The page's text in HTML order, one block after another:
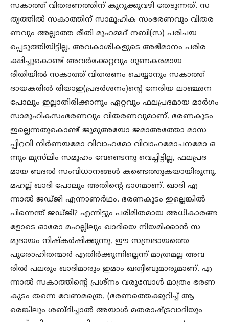
സകാത്ത് വിതരണത്തിന് കുറുക്കുവഴി തേടുന്നത്. സ
ത്യത്തിൽ സകാത്തിന് സാമൂഹിക സംഭരണവും വിതര
ണവും അല്ലാത്ത രീതി മുഹമ്മദ് നബി(സ) പരിചയ
പ്പെടുത്തിയിട്ടില്ല. അവകാശികളുടെ അഭിമാനം പരിര
ക്ഷിച്ചുകൊണ്ട് അവർക്കേറ്റവും ഗുണകരമായ
രീതിയിൽ സകാത്ത് വിതരണം ചെയ്യാനും സകാത്ത്
ദായകരിൽ രിയാഇ(പ്രദർശനം)ന്റെ നേരിയ ലാഞ്ഛന
പോലും ഇല്ലാതിരിക്കാനും ഏറ്റവും ഫലപ്രദമായ മാർഗം
സാമൂഹികസംഭരണവും വിതരണവുമാണ്. ഭരണകൂടം
ഇല്ലെന്നതുകൊണ്ട് ജുമുഅയോ ജമാഅത്തോ മാസ
പ്പിറവി നിർണയമോ വിവാഹമോ വിവാഹമോചനമോ ഒ
ന്നും മുസ്‌ലിം സമൂഹം വേണ്ടെന്നു വെച്ചിട്ടില്ല, ഫലപ്രദ
മായ ബദൽ സംവിധാനങ്ങൾ കണ്ടെത്തുകയായിരുന്നു.
മഹല്ല് ഖാദി പോലും അതിന്റെ ഭാഗമാണ്. ഖാദി എ
ന്നാൽ ജഡ്ജി എന്നാണർഥം. ഭരണകൂടം ഇല്ലെങ്കിൽ
പിന്നെന്ത് ജഡ്ജി? എന്നിട്ടും പരിമിതമായ അധികാരങ്ങ
ളോടെ ഓരോ മഹല്ലിലും ഖാദിയെ നിയമിക്കാൻ സ
മുദായം നിഷ്കർഷിക്കുന്നു. ഈ സമ്പ്രദായത്തെ
പുരോഹിതന്മാർ എതിർക്കുന്നില്ലെന്ന് മാത്രമല്ല അവ
രിൽ പലരും ഖാദിമാരും ഇമാം ഖത്വീബുമാരുമാണ്. എ
ന്നാൽ സകാത്തിന്റെ പ്രശ്നം വരുമ്പോൾ മാത്രം ഭരണ
കൂടം തന്നെ വേണമത്രെ. (ഭരണത്തെക്കുറിച്ച് ആ
രെങ്കിലും ശബ്ദിച്ചാൽ അയാൾ മതരാഷ്ട്രവാദിയും